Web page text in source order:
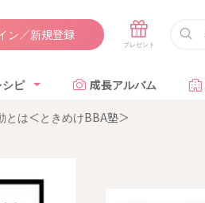
ン／新規登録
シピ 成長アルバム
とは＜ときめけBBA塾＞